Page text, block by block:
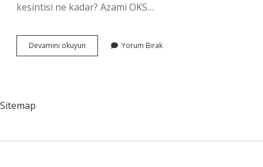
kesintisi ne kadar? Azami OKS…
Devamını okuyun
Dezavantajları
Yorum Bırak
Sitemap